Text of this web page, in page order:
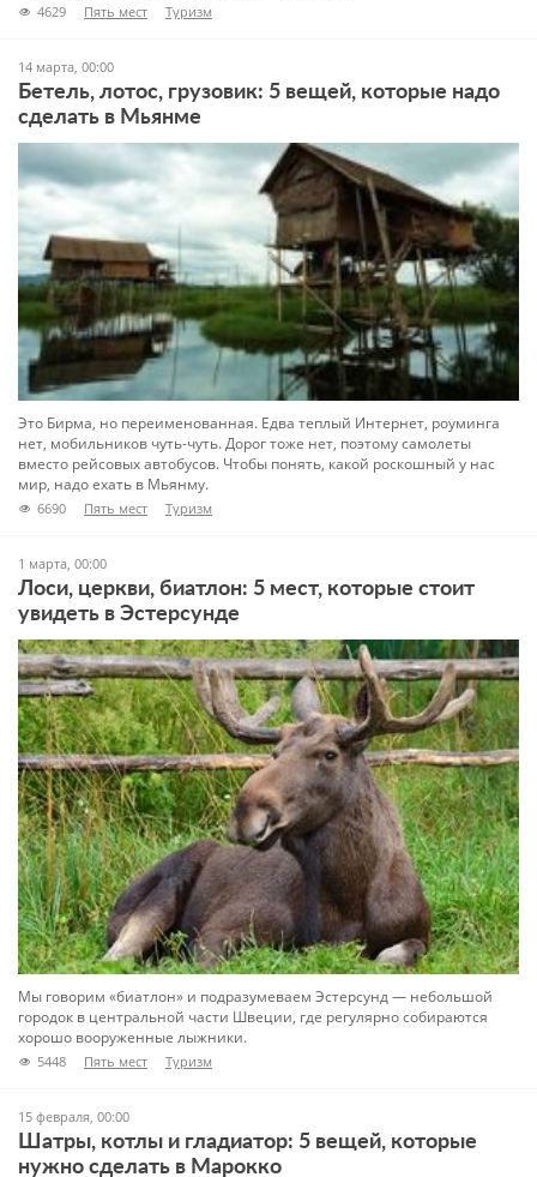
4629 Пять мест Туризм
14 марта, 00:00
Бетель, лотос, грузовик: 5 вещей, которые надо
сделать в Мьянме
Это Бирма, но переименованная. Едва теплый Интернет, роуминга
нет, мобильников чуть-чуть. Дорог тоже нет, поэтому самолеты
вместо рейсовых автобусов. Чтобы понять, какой роскошный у нас
мир, надо ехать в Мьянму.
6690 Пять мест Туризм
1 марта, 00:00
Лоси, церкви, биатлон: 5 мест, которые стоит
увидеть в Эстерсунде
Мы говорим «биатлон» и подразумеваем Эстерсунд — небольшой
городок в центральной части Швеции, где регулярно собираются
хорошо вооруженные лыжники.
5448 Пять мест Туризм
15 февраля, 00:00
Шатры, котлы и гладиатор: 5 вещей, которые
нужно сделать в Марокко